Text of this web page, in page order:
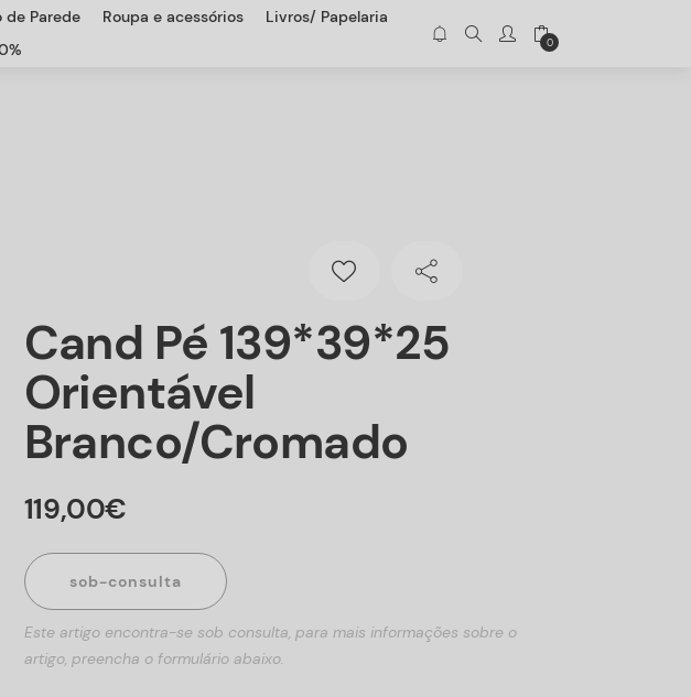
de Parede Roupa e acessórios
Livros/ Papelaria
0
Cand Pé 139*39*25
Orientável
Branco/cromado
119,00€
sob-consulta
Este artigo encontra-se sob consulta, para mais informações sobre o
artigo, preencha o formulário abaixo.